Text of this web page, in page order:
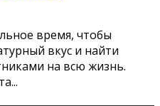
время, чтобы
вкус и найти
на всю жизнь.
...